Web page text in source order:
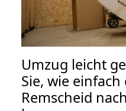
Umzug leicht
Sie, wie
Remscheid